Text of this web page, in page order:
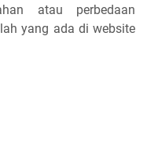
atau perbedaan
yang ada di website